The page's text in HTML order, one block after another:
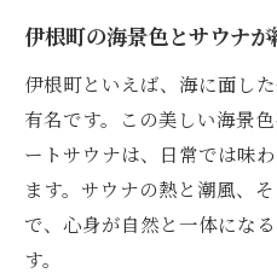
体験
魅力
舟屋の景色を望む贅沢
舟屋の景色とプラ
融合
伊根町の海景色とサウナ
伊根町といえば、海に面し
有名です。この美しい海景
ートサウナは、日常では味
ます。サウナの熱と潮風、
で、心身が自然と一体にな
す。